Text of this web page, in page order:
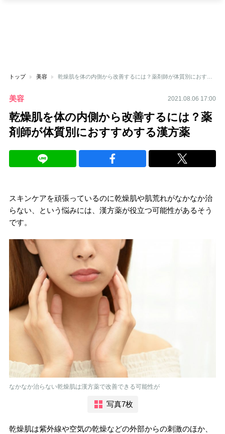
トップ 美容
美容 2021.08.06 17:00
乾燥肌を体の内側から改善するには？薬
剤師が体質別におすすめする漢方薬
スキンケアを頑張っているのに乾燥肌や肌荒れがなかなか治
らない、という悩みには、漢方薬が役立つ可能性があるそう
です。
なかなか治らない乾燥肌は漢方薬で改善できる可能性が
写真7枚
乾燥肌は紫外線や空気の乾燥などの外部からの刺激のほか、